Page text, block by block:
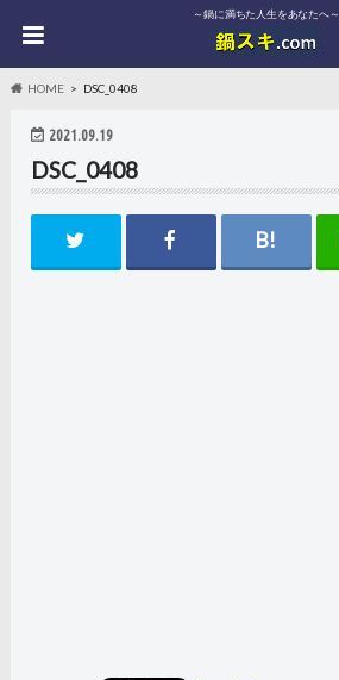
～鍋に満ちた人生をあなたへ～
HOME DSC_0408
2021.09.19
DSC_0408